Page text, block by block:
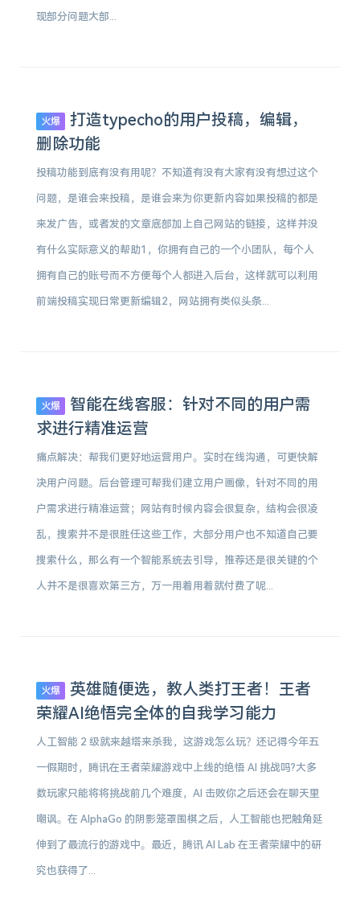
现部分问题大部...
火爆
打造typecho的用户投稿，编辑，
删除功能
投稿功能到底有没有用呢？不知道有没有大家有没有想过这个
问题，是谁会来投稿，是谁会来为你更新内容如果投稿的都是
来发广告，或者发的文章底部加上自己网站的链接，这样并没
有什么实际意义的帮助1，你拥有自己的一个小团队，每个人
拥有自己的账号而不方便每个人都进入后台，这样就可以利用
前端投稿实现日常更新编辑2，网站拥有类似头条...
火爆
智能在线客服：针对不同的用户需
求进行精准运营
痛点解决：帮我们更好地运营用户。实时在线沟通，可更快解
决用户问题。后台管理可帮我们建立用户画像，针对不同的用
户需求进行精准运营；网站有时候内容会很复杂，结构会很凌
乱，搜索并不是很胜任这些工作，大部分用户也不知道自己要
搜索什么，那么有一个智能系统去引导，推荐还是很关键的个
人并不是很喜欢第三方，万一用着用着就付费了呢...
火爆
英雄随便选，教人类打王者！王者
荣耀AI绝悟完全体的自我学习能力
人工智能 2 级就来越塔来杀我，这游戏怎么玩？还记得今年五
一假期时，腾讯在王者荣耀游戏中上线的绝悟 AI 挑战吗?大多
数玩家只能将将挑战前几个难度，AI 击败你之后还会在聊天里
嘲讽。在 AlphaGo 的阴影笼罩围棋之后，人工智能也把触角延
伸到了最流行的游戏中。最近，腾讯 AI Lab 在王者荣耀中的研
究也获得了...